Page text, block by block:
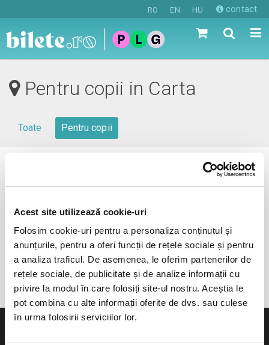
Acest site utilizează cookie-uri
Folosim cookie-uri pentru a personaliza conținutul și
anunțurile, pentru a oferi funcții de rețele sociale și pentru
a analiza traficul. De asemenea, le oferim partenerilor de
rețele sociale, de publicitate și de analize informații cu
privire la modul în care folosiți site-ul nostru. Aceștia le
pot combina cu alte informații oferite de dvs. sau culese
în urma folosirii serviciilor lor.
RO EN HU contact
Pentru copii in Carta
Toate Pentru copii
0 evenimente in viitorul apropiat
anunta-ma pe email cand apare urmatorul eveniment la
Carta